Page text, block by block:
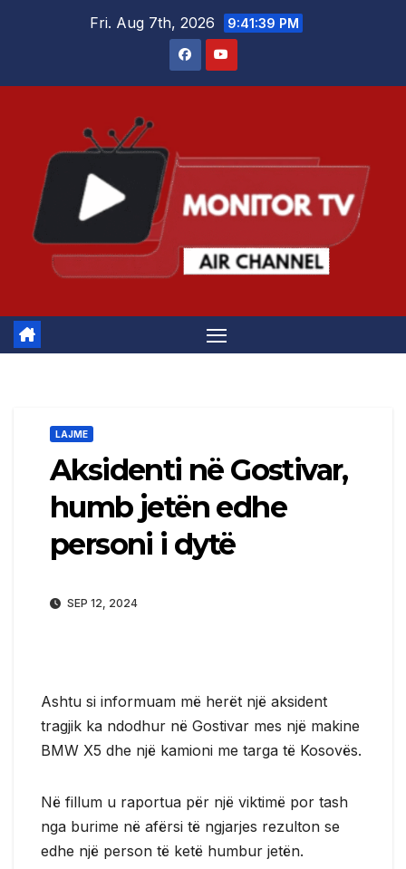
Fri. Aug 7th, 2026 9:41:40 PM
LAJME
Aksidenti në Gostivar,
humb jetën edhe
personi i dytë
SEP 12, 2024
Ashtu si informuam më herët një aksident
tragjik ka ndodhur në Gostivar mes një makine
BMW X5 dhe një kamioni me targa të Kosovës.
Në fillum u raportua për një viktimë por tash
nga burime në afërsi të ngjarjes rezulton se
edhe një person të ketë humbur jetën.